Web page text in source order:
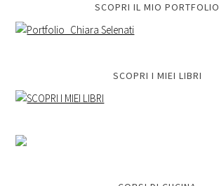
SCOPRI IL MIO PORTFOLIO
SCOPRI I MIEI LIBRI